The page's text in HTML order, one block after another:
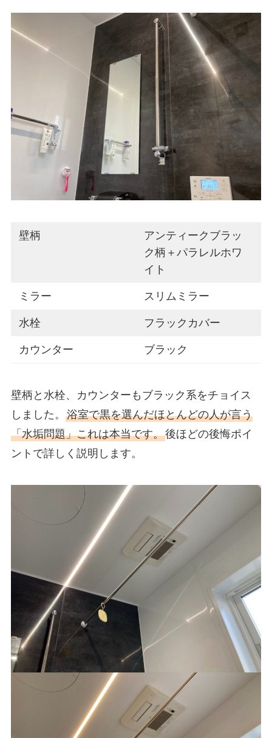
壁柄
アンティークブラッ
ク柄＋パラレルホワ
イト
ミラー スリムミラー
水栓 フラックカバー
カウンター ブラック
壁柄と水栓、カウンターもブラック系をチョイス
しました。 浴室で黒を選んだほとんどの人が言う
「水垢問題」これは本当です。後ほどの後悔ポイ
ントで詳しく説明します。